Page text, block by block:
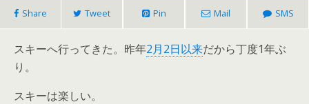
Share Tweet Pin Mail SMS
スキーへ行ってきた。昨年2月2日以来だから丁度1年ぶ
り。
スキーは楽しい。